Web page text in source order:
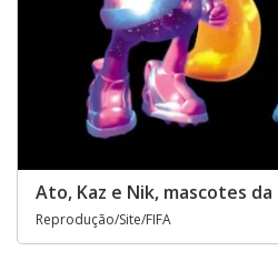
Ato, Kaz e Nik, mascotes da
Reprodução/Site/FIFA